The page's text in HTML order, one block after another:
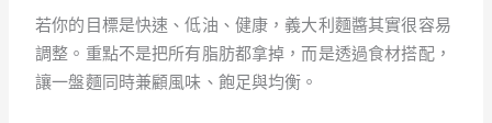
若你的目標是快速、低油、健康，義大利麵醬其實很容易
調整。重點不是把所有脂肪都拿掉，而是透過食材搭配，
讓一盤麵同時兼顧風味、飽足與均衡。